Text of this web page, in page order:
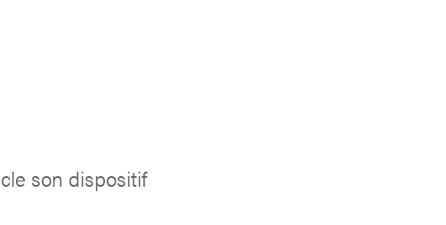
son dispositif